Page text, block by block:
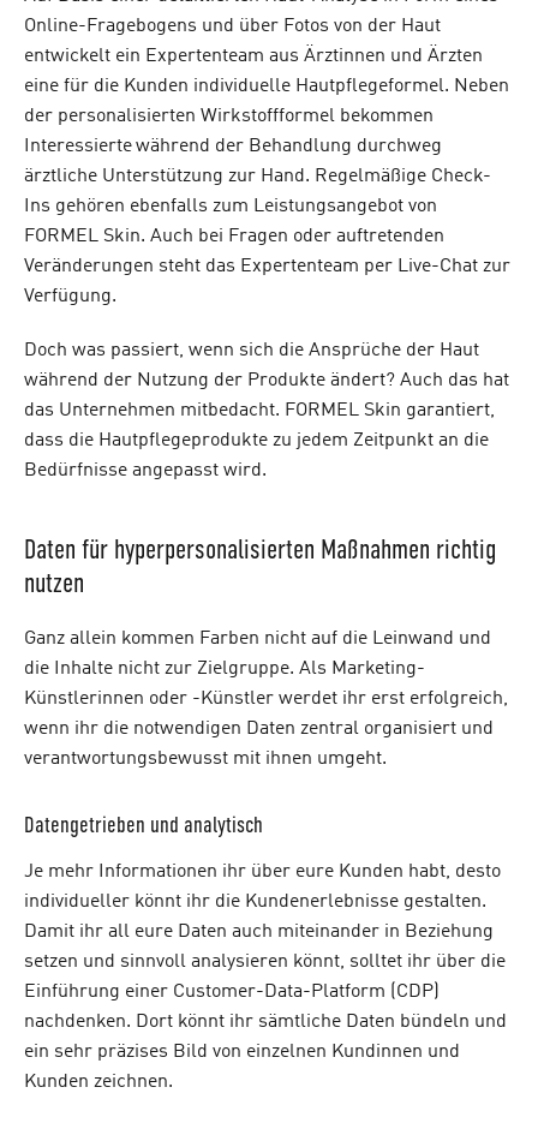
Online-Fragebogens und über Fotos von der Haut
entwickelt ein Expertenteam aus Ärztinnen und Ärzten
eine für die Kunden individuelle Hautpflegeformel. Neben
der personalisierten Wirkstoffformel bekommen
Interessierte während der Behandlung durchweg
ärztliche Unterstützung zur Hand. Regelmäßige Check-
Ins gehören ebenfalls zum Leistungsangebot von
FORMEL Skin. Auch bei Fragen oder auftretenden
Veränderungen steht das Expertenteam per Live-Chat zur
Verfügung.
Doch was passiert, wenn sich die Ansprüche der Haut
während der Nutzung der Produkte ändert? Auch das hat
das Unternehmen mitbedacht. FORMEL Skin garantiert,
dass die Hautpflegeprodukte zu jedem Zeitpunkt an die
Bedürfnisse angepasst wird.
Daten für hyperpersonalisierten Maßnahmen richtig
nutzen
Ganz allein kommen Farben nicht auf die Leinwand und
die Inhalte nicht zur Zielgruppe. Als Marketing-
Künstlerinnen oder -Künstler werdet ihr erst erfolgreich,
wenn ihr die notwendigen Daten zentral organisiert und
verantwortungsbewusst mit ihnen umgeht.
Datengetrieben und analytisch
Je mehr Informationen ihr über eure Kunden habt, desto
individueller könnt ihr die Kundenerlebnisse gestalten.
Damit ihr all eure Daten auch miteinander in Beziehung
setzen und sinnvoll analysieren könnt, solltet ihr über die
Einführung einer Customer-Data-Platform (CDP)
nachdenken. Dort könnt ihr sämtliche Daten bündeln und
ein sehr präzises Bild von einzelnen Kundinnen und
Kunden zeichnen.